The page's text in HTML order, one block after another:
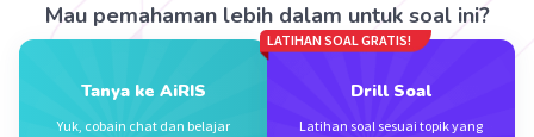
Balas
Mau pemahaman lebih dalam untuk soal ini?
Tanya ke AiRIS
Yuk, cobain chat dan belajar
LATIHAN SOAL GRATIS!
Drill Soal
Latihan soal sesuai topik yang